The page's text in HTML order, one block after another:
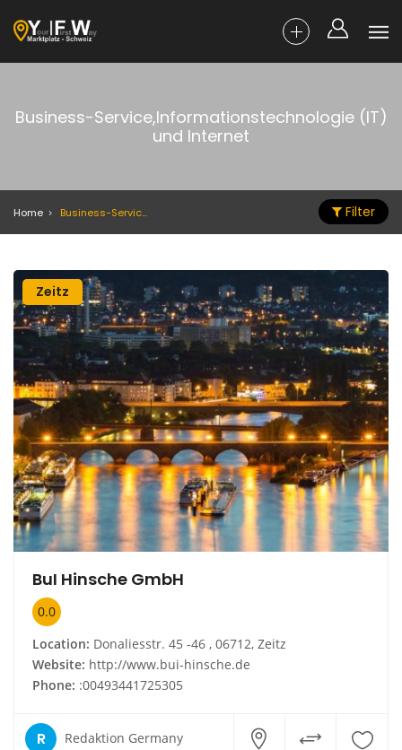
Business-Service,Informationstechnologie (IT)
und Internet
Home Business-Service,Informationstechnologie (IT) und Internet Filter
Zeitz
BuI Hinsche GmbH
0.0
Location: Donaliesstr. 45 -46 , 06712, Zeitz
Website: http://www.bui-hinsche.de
Phone: :00493441725305
R Redaktion Germany